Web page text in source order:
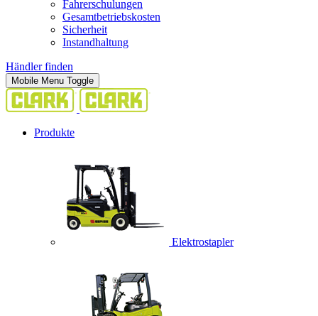
Fahrerschulungen
Gesamtbetriebskosten
Sicherheit
Instandhaltung
Händler finden
Mobile Menu Toggle
Produkte
Elektrostapler